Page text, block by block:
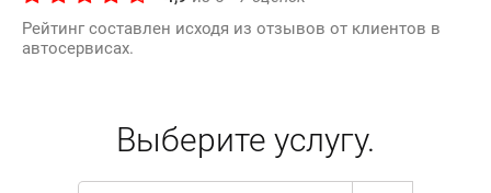
Рейтинг составлен исходя из отзывов от клиентов в
автосервисах.
Выберите услугу.